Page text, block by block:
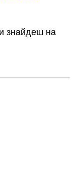
знайдеш на